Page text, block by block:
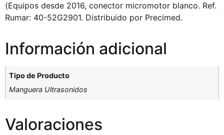
(Equipos desde 2016, conector micromotor blanco. Ref.
Rumar: 40-52G2901. Distribuido por Precimed.
Información adicional
Tipo de Producto
Manguera Ultrasonidos
Valoraciones